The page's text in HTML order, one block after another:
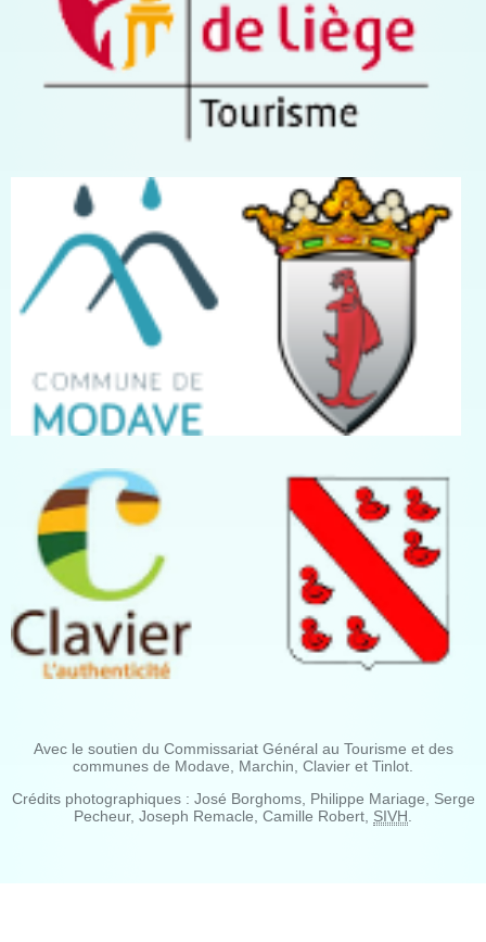
Avec le soutien du Commissariat Général au Tourisme et des
communes de Modave, Marchin, Clavier et Tinlot.
Crédits photographiques : José Borghoms, Philippe Mariage, Serge
Pecheur, Joseph Remacle, Camille Robert, SIVH